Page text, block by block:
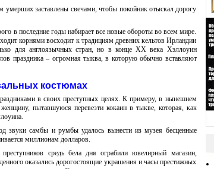
заставлены свечами, чтобы покойник отыскал дорогу
в последние годы набирает все новые обороты во всем мире.
корнями восходит к традициям древних кельтов Ирландии
для англоязычных стран, но в конце XX века Хэллоуин
праздника – огромная тыква, в которую обычно вставляют
костюмах
в своих преступных целях. К примеру, в нынешнем
пытавшуюся перевезти кокаин в тыкве, которая, как
звуки самбы и румбы удалось вынести из музея бесценные
миллионам долларов.
средь бела дня ограбили ювелирный магазин,
оказались дорогостоящие украшения и часы престижных